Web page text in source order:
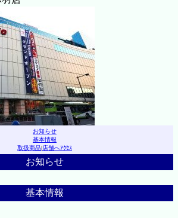
お知らせ
基本情報
取扱商品|店舗へｱｸｾｽ
お知らせ
基本情報